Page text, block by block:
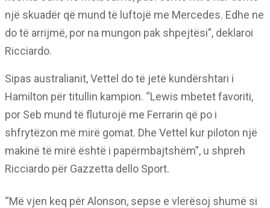
një skuadër që mund të luftojë me Mercedes. Edhe ne
do të arrijmë, por na mungon pak shpejtësi”, deklaroi
Ricciardo.
Sipas australianit, Vettel do të jetë kundërshtari i
Hamilton për titullin kampion. “Lewis mbetet favoriti,
por Seb mund të fluturojë me Ferrarin që po i
shfrytëzon më mirë gomat. Dhe Vettel kur piloton një
makinë të mirë është i papërmbajtshëm”, u shpreh
Ricciardo për Gazzetta dello Sport.
“Më vjen keq për Alonson, sepse e vlerësoj shumë si